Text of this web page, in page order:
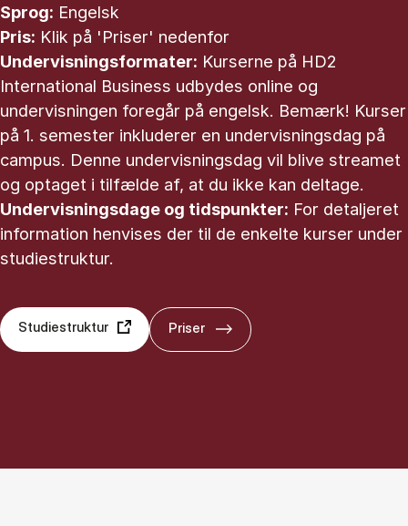
Sprog: Engelsk
Pris: Klik på 'Priser' nedenfor
Undervisningsformater: Kurserne på HD2
International Business udbydes online og
undervisningen foregår på engelsk. Bemærk! Kurser
på 1. semester inkluderer en undervisningsdag på
campus. Denne undervisningsdag vil blive streamet
og optaget i tilfælde af, at du ikke kan deltage.
Undervisningsdage og tidspunkter: For detaljeret
information henvises der til de enkelte kurser under
studiestruktur.
Studiestruktur Priser